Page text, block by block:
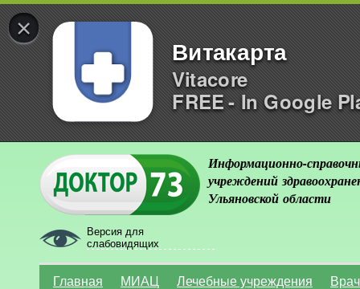
×
Витакарта
Vitacore
FREE - In Google
Версия для
слабовидящих
Информационно-
учреждений
Ульяновской области
Главная МИАЦ Лечебные учреждения